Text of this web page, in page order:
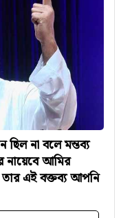
না বলে মন্তব্য
নায়েবে আমির
এই বক্তব্য আপনি